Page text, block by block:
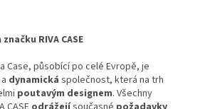
RIVA CASE
Case, působící po celé Evropě, je
a dynamická společnost, která na trh
poutavým designem. Všechny